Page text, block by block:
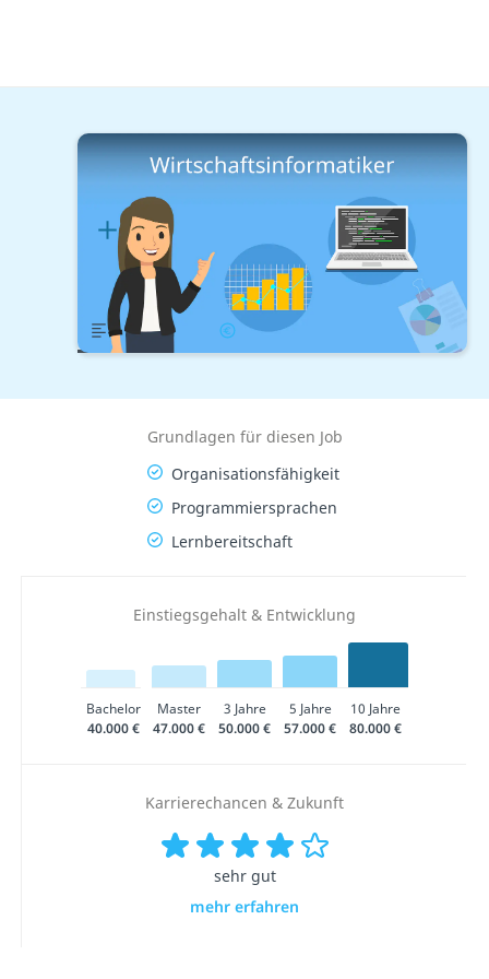
Berufe mit Studium Wirtschaft & Informatik
Wirtschaftsinformatiker
Lernplan
Übersicht Gehalt
Grundlagen für diesen Job
Organisationsfähigkeit
Programmiersprachen
Lernbereitschaft
Einstiegsgehalt & Entwicklung
Bachelor Master 3 Jahre 5 Jahre
10 Jahre
40.000 €
47.000 € 50.000 € 57.000 € 80.000 €
Karrierechancen & Zukunft
sehr gut
mehr erfahren